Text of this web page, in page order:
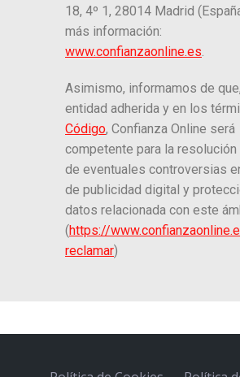
18, 4º 1, 28014 Madrid
más información:
www.confianzaonline.es
Asimismo, informamos de
entidad adherida y en los
Código, Confianza Online será
competente para la resolución
de eventuales controversias
de publicidad digital y
datos relacionada con este
(https://
reclamar)